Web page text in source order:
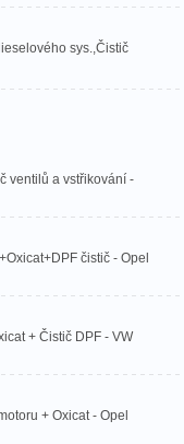
sys.,Čistič
ventilů a vstřikování -
čistič - Opel
+ Čistič DPF - VW
+ Oxicat - Opel